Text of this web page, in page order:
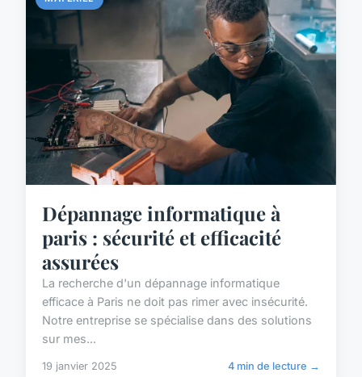
Dépannage informatique à
paris : sécurité et efficacité
assurées
La recherche d'un dépannage informatique
efficace à Paris ne doit pas rimer avec insécurité.
Notre entreprise se spécialise dans des solutions
sur mes...
19 janvier 2025 4 min de lecture →